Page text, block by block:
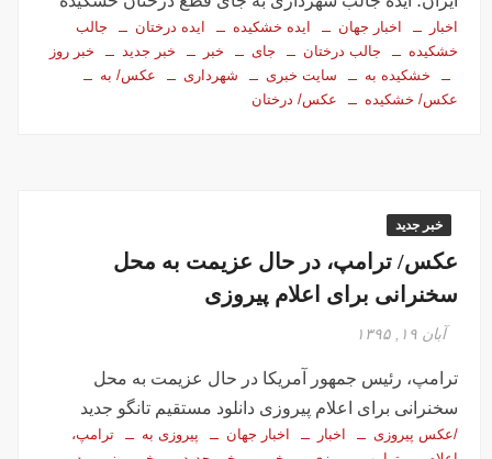
اخبار اخبار جهان ایده خشکيده ایده درختان
جالب
خشکيده
جالب درختان جای خبر خبر جدید
خبر روز
خشکيده به
سایت خبری شهرداری
عکس/ به
عکس/ خشکيده
عکس/ درختان
خبر جدید
عکس/ ترامپ، در حال عزیمت به محل
سخنرانی برای اعلام پیروزی
آبان ۱۹, ۱۳۹۵
ترامپ، رئیس جمهور آمریکا در حال عزیمت به محل
سخنرانی برای اعلام پیروزی دانلود مستقیم تانگو جدید
/عکس پیروزی اخبار اخبار جهان پیروزی به
ترامپ،